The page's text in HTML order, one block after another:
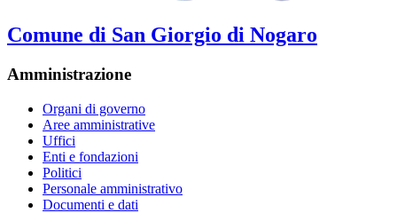
Comune di San Giorgio di Nogaro
Amministrazione
Organi di governo
Aree amministrative
Uffici
Enti e fondazioni
Politici
Personale amministrativo
Documenti e dati